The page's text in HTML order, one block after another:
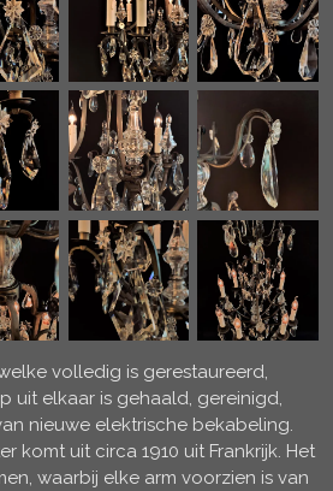
volledig is gerestaureerd,
uit elkaar is gehaald, gereinigd,
nieuwe elektrische bekabeling.
komt uit circa 1910 uit Frankrijk. Het
waarbij elke arm voorzien is van